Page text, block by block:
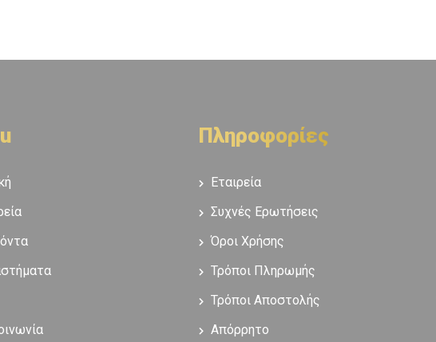
Πληροφορίες
Εταιρεία
Συχνές Ερωτήσεις
Όροι Χρήσης
Τρόποι Πληρωμής
Τρόποι Αποστολής
Απόρρητο